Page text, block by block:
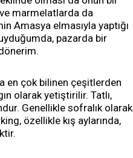
marmelatlarda da
Amasya elmasıyla yaptığı
pazarda bir
en çok bilinen çeşitlerden
olarak yetiştirilir. Tatlı,
Genellikle sofralık olarak
özellikle kış aylarında,